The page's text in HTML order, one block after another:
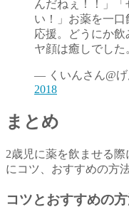
んだねぇ！！」
い！」お薬を一
応援。どうにか
ヤ顔は癒しでした
— くいんさん@げ
2018
まとめ
2歳児に薬を飲ませる
にコツ、おすすめの方
コツとおすすめの